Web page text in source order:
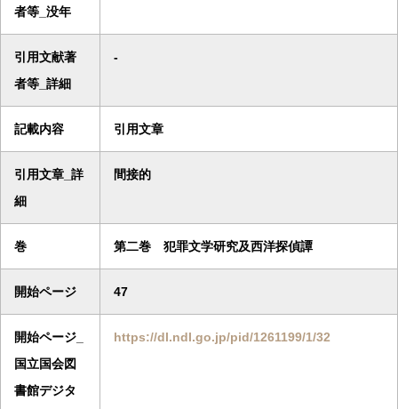
者等_没年
引用文献著
者等_詳細
-
記載内容 引用文章
引用文章_詳
細
間接的
巻 第二巻 犯罪文学研究及西洋探偵譚
開始ページ 47
開始ページ_
国立国会図
書館デジタ
https://dl.ndl.go.jp/pid/1261199/1/32